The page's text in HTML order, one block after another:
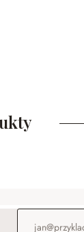
Adres e-mail